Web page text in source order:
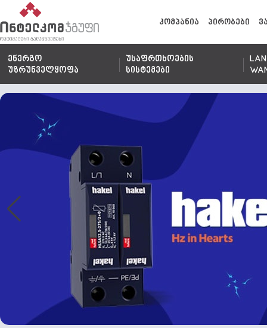
კომპანია პირობები
ენერგო
უზრუნველყოფა
უსაფრთხოების
სისტემები